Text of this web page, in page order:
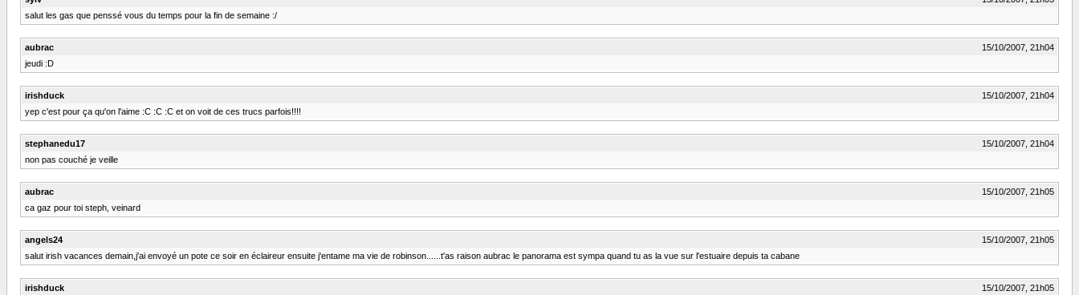
salut les gas que penssé vous du temps pour la fin de semaine :/
aubrac
15/10/2007, 21h04
jeudi :D
irishduck
15/10/2007, 21h04
yep c'est pour ça qu'on l'aime :C :C :C et on voit de ces trucs parfois!!!!
stephanedu17
15/10/2007, 21h04
non pas couché je veille
aubrac
15/10/2007, 21h05
ca gaz pour toi steph, veinard
angels24
15/10/2007, 21h05
salut irish vacances demain,j'ai envoyé un pote ce soir en éclaireur ensuite j'entame ma vie de robinson......t'as raison aubrac le panorama est sympa quand tu as la vue sur l'estuaire depuis ta cabane
irishduck
15/10/2007, 21h05